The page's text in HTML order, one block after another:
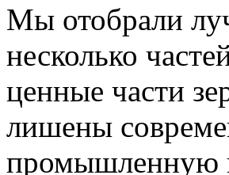
Мы отобрали
несколько
ценные части
лишены
промышленную